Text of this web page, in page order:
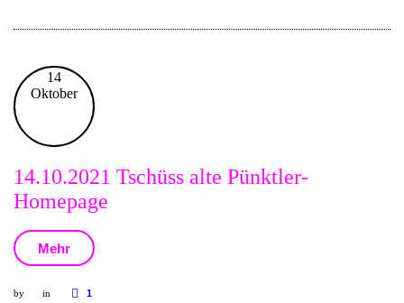
14
Oktober
14.10.2021 Tschüss alte Pünktler-
Homepage
Mehr
by in 1